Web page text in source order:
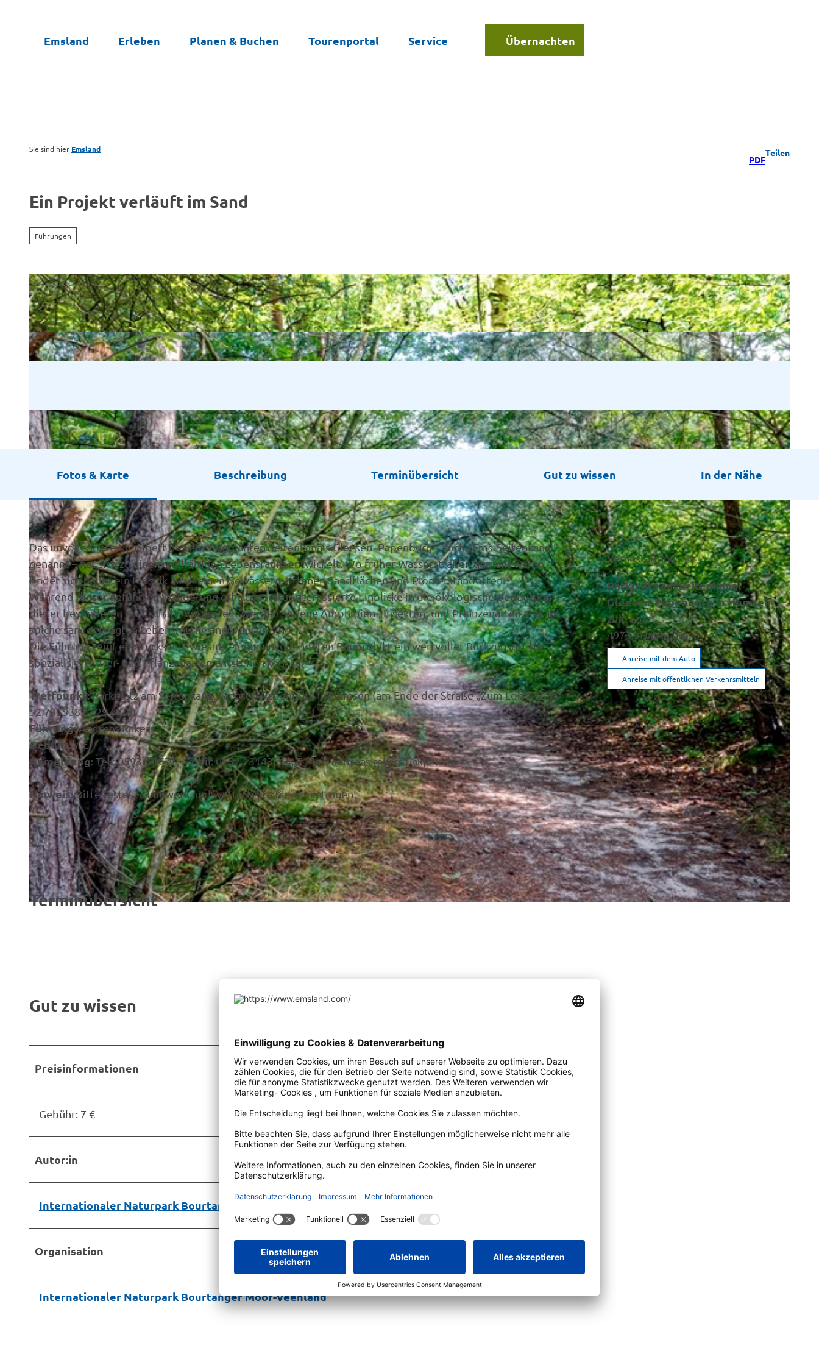
Emsland Erleben Planen & Buchen Tourenportal Service Übernachten
Sie sind hier Emsland
PDF
Teilen
Ein Projekt verläuft im Sand
Führungen
© CC-BY-SA
© Naturpark Hümmling, Barbara van den Ham |CC-BY-SA
Fotos & Karte Beschreibung Terminübersicht Gut zu wissen In der Nähe
Das unvollendete Kanalbett des einst geplanten Seitenkanals Gleesen–Papenburg – auch „Ems-Seitenkanal“
genannt – hat sich zu einem vielfältigen Lebensraum entwickelt. Wo früher Wasserstraßen geplant waren,
findet sich heute ein Mosaik aus kleinen Gewässern, offenen Sandflächen und Pionierstandorten.
Während dieser geführten Wanderung erhalten Naturinteressierte Einblicke in die ökologische Bedeutung
dieser besonderen Landschaft. Vorgestellt werden seltene Amphibien-, Insekten- und Pflanzenarten, die auf
solche sandgeprägten Lebensräume angewiesen sind.
Die Führung zeigt eindrucksvoll, wie aus einem unvollendeten Bauprojekt ein wertvoller Rückzugsort für
spezialisierte Tier- und Pflanzenarten entstehen konnte.
Treffpunkt:Parkplatz am Seitenkanal Gleesen-Papenburg in Hemsen (am Ende der Straße „Zum Loh“). (GPS
52.735538 / 7297428)
Führung:Andreas Rakers
Gebühr:7 €
Anmeldung:Tel.: 05936/1677, Mobil: 0152 23143614, E-Mail: andreas.rakers1@gmx.de
Hinweis:Bitte festes Schuhwerk und wetterfeste Kleidung tragen!
Terminübersicht
Gut zu wissen
Preisinformationen
Gebühr: 7 €
Autor:in
Internationaler Naturpark Bourtanger Moor-Veenland
Organisation
Internationaler Naturpark Bourtanger Moor-Veenland
Veranstaltungsort
Parkplatz am Seitenkanal
Gleesen-Papenburg in Hemsen
zum Loh
49733Haren (Ems)
Anreise mit dem Auto
Anreise mit öffentlichen Verkehrsmitteln